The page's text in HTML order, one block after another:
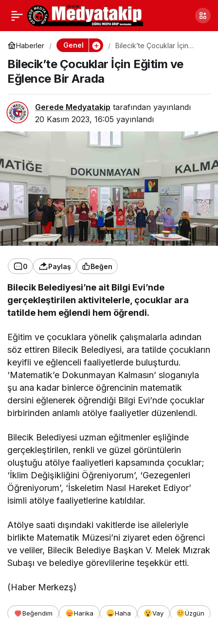
Haberler Genel
Bilecik’te Çocuklar İçin
Bilecik’te Çocuklar İçin Eğitim ve
Eğlence Bir Arada
Gerede Medyatakip tarafından yayınlandı
20 Kasım 2023, 16:05 yayınlandı
0 Paylaş Beğen
Bilecik Belediyesi’ne ait Bilgi Evi’nde
gerçekleştirilen aktivitelerle, çocuklar ara
tatilde hem eğlendi hem öğrendi.
Eğitim ve çocuklara yönelik çalışmalarla adından
söz ettiren Bilecik Belediyesi, ara tatilde çocukların
keyifli ve eğlenceli faaliyetlerde buluşturdu.
‘Matematik’e Dokunmayan Kalmasın’ sloganıyla
şu ana kadar binlerce öğrencinin matematik
dersini eğlenerek öğrendiği Bilgi Evi’nde çocuklar
birbirinden anlamlı atölye faaliyetler düzenlendi.
Bilecik Belediyesi uzman eğitmenler eşliğinde
gerçekleştirilen, renkli ve güzel görüntülerin
oluştuğu atölye faaliyetleri kapsamında çocuklar;
‘İklim Değişikliğini Öğreniyorum’, ‘Gezegenleri
Öğreniyorum’, ‘İskeletim Nasıl Hareket Ediyor’
isimli atölye faaliyetlerine katıldılar.
Atölye saati dışındaki vakitlerde ise aileleriyle
birlikte Matematik Müzesi’ni ziyaret eden öğrenci
ve veliler, Bilecik Belediye Başkan V. Melek Mızrak
Subaşı ve belediye görevlilerine teşekkür etti.
(Haber Merkezş)
Beğendim Harika Haha Vay
Üzgün
Bilecik’te O İsim
Unutulmadı
Paylaş